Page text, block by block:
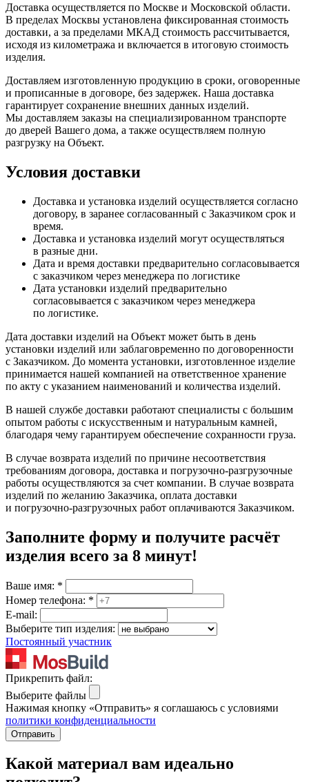
Доставка осуществляется по Москве и Московской области.
В пределах Москвы установлена фиксированная стоимость
доставки, а за пределами МКАД стоимость рассчитывается,
исходя из километража и включается в итоговую стоимость
изделия.
Доставляем изготовленную продукцию в сроки, оговоренные
и прописанные в договоре, без задержек. Наша доставка
гарантирует сохранение внешних данных изделий.
Мы доставляем заказы на специализированном транспорте
до дверей Вашего дома, а также осуществляем полную
разгрузку на Объект.
Условия доставки
Доставка и установка изделий осуществляется согласно
договору, в заранее согласованный с Заказчиком срок и
время.
Доставка и установка изделий могут осуществляться
в разные дни.
Дата и время доставки предварительно согласовывается
с заказчиком через менеджера по логистике
Дата установки изделий предварительно
согласовывается с заказчиком через менеджера
по логистике.
Дата доставки изделий на Объект может быть в день
установки изделий или заблаговременно по договоренности
с Заказчиком. До момента установки, изготовленное изделие
принимается нашей компанией на ответственное хранение
по акту с указанием наименований и количества изделий.
В нашей службе доставки работают специалисты с большим
опытом работы с искусственным и натуральным камней,
благодаря чему гарантируем обеспечение сохранности груза.
В случае возврата изделий по причине несоответствия
требованиям договора, доставка и погрузочно-разгрузочные
работы осуществляются за счет компании. В случае возврата
изделий по желанию Заказчика, оплата доставки
и погрузочно-разгрузочных работ оплачиваются Заказчиком.
Заполните форму и получите расчёт
изделия всего за 8 минут!
Ваше имя: *
Номер телефона: *
E-mail:
Выберите тип изделия:
Постоянный участник
Прикрепить файл:
Выберите файлы
Нажимая кнопку «Отправить» я соглашаюсь с условиями
политики конфиденциальности
Отправить
Какой материал вам идеально